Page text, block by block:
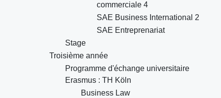
commerciale 4
SAE Business International 2
SAE Entreprenariat
Stage
Troisième année
Programme d'échange universitaire
Erasmus : TH Köln
Business Law